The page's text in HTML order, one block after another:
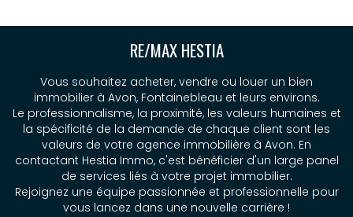
RE/MAX HESTIA
Vous souhaitez acheter, vendre ou louer un bien
immobilier à Avon, Fontainebleau et leurs environs.
Le professionnalisme, la proximité, les valeurs humaines et
la spécificité de la demande de chaque client sont les
valeurs de votre agence immobilière à Avon. En
contactant Hestia Immo, c'est bénéficier d'un large panel
de services liés à votre projet immobilier.
Rejoignez une équipe passionnée et professionnelle pour
vous lancez dans une nouvelle carrière !